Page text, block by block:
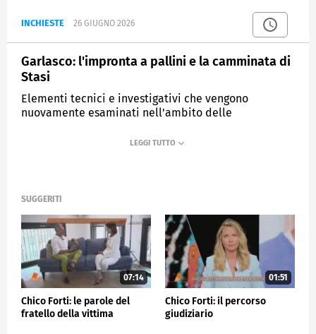
INCHIESTE 26 GIUGNO 2026
Garlasco: l'impronta a pallini e la camminata di
Stasi
Elementi tecnici e investigativi che vengono
nuovamente esaminati nell'ambito delle
SUGGERITI
07:14
Chico Forti: le parole del
fratello della vittima
01:51
Chico Forti: il percorso
giudiziario